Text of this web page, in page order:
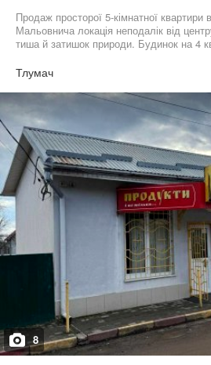
Продаж просторої 5-кімнатної
Мальовнича локація неподалік від
тиша й затишок природи. Будинок на 4
будинку в місті! - Площа — 116 м² - 5
роздільний - Індивідуальне газове
міські - Цегляне будівництво (90-ті
підвал, гараж, сарай, а також 2 сотки
Можливе придбання за державними
просторе житло для сім’ї, яка цінує
простір.
Тлумач
8